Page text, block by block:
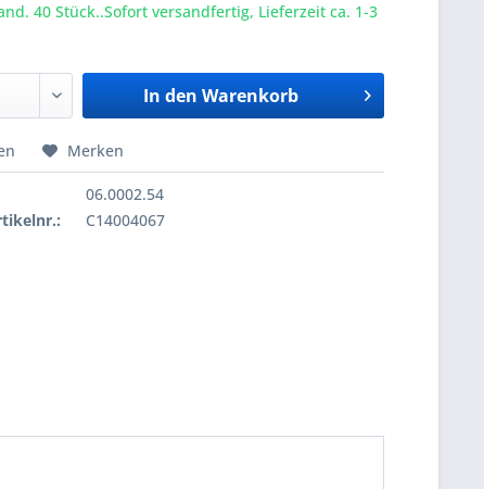
40 Stück..Sofort versandfertig, Lieferzeit ca. 1-3
In den Warenkorb
Merken
06.0002.54
C14004067